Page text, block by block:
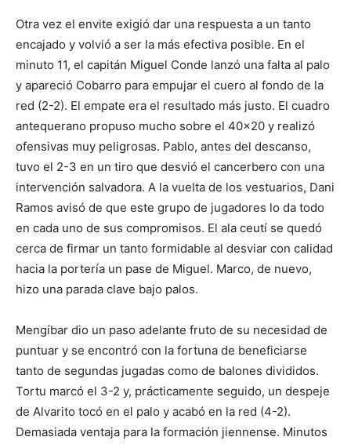
Otra vez el envite exigió dar una respuesta a un tanto
encajado y volvió a ser la más efectiva posible. En el
minuto 11, el capitán Miguel Conde lanzó una falta al palo
y apareció Cobarro para empujar el cuero al fondo de la
red (2-2). El empate era el resultado más justo. El cuadro
antequerano propuso mucho sobre el 40×20 y realizó
ofensivas muy peligrosas. Pablo, antes del descanso,
tuvo el 2-3 en un tiro que desvió el cancerbero con una
intervención salvadora. A la vuelta de los vestuarios, Dani
Ramos avisó de que este grupo de jugadores lo da todo
en cada uno de sus compromisos. El ala ceutí se quedó
cerca de firmar un tanto formidable al desviar con calidad
hacia la portería un pase de Miguel. Marco, de nuevo,
hizo una parada clave bajo palos.
Mengíbar dio un paso adelante fruto de su necesidad de
puntuar y se encontró con la fortuna de beneficiarse
tanto de segundas jugadas como de balones divididos.
Tortu marcó el 3-2 y, prácticamente seguido, un despeje
de Alvarito tocó en el palo y acabó en la red (4-2).
Demasiada ventaja para la formación jiennense. Minutos